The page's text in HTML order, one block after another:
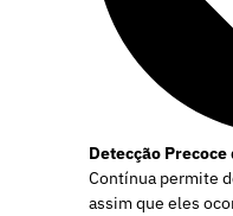
Detecção
Contínua permite
assim que eles